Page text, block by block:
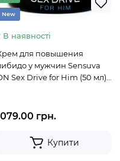
New
В наявності
для повышения
у мужчин Sensuva
Sex Drive for Him (50 мл)
грн.
Купити